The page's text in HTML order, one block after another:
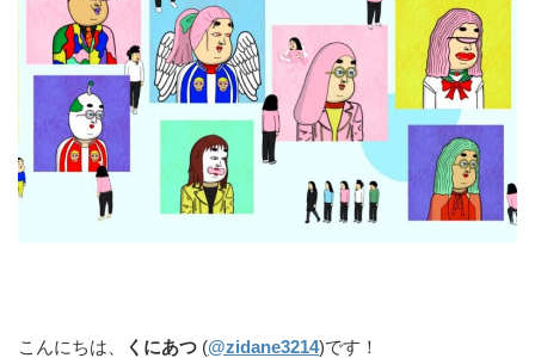
こんにちは、 くにあつ (@zidane3214)です！